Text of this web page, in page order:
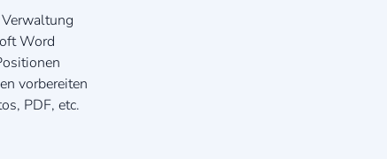
Word
vorbereiten
PDF, etc.